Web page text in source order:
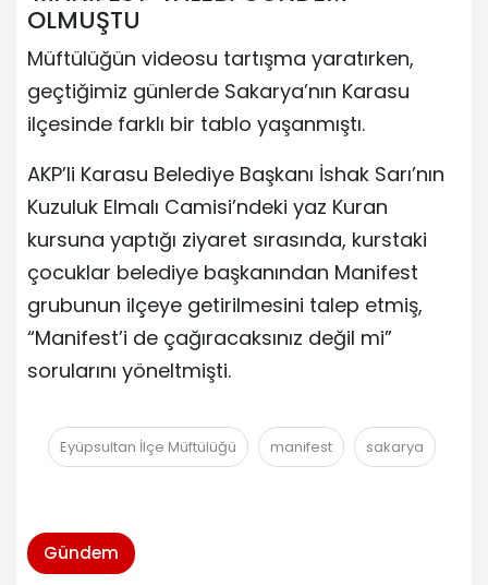
OLMUŞTU
Müftülüğün videosu tartışma yaratırken,
geçtiğimiz günlerde Sakarya’nın Karasu
ilçesinde farklı bir tablo yaşanmıştı.
AKP’li Karasu Belediye Başkanı İshak Sarı’nın
Kuzuluk Elmalı Camisi’ndeki yaz Kuran
kursuna yaptığı ziyaret sırasında, kurstaki
çocuklar belediye başkanından Manifest
grubunun ilçeye getirilmesini talep etmiş,
“Manifest’i de çağıracaksınız değil mi”
sorularını yöneltmişti.
Eyüpsultan İlçe Müftülüğü manifest sakarya
Gündem